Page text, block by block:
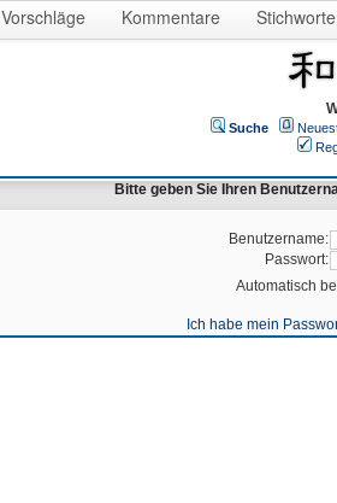
Vorschläge Kommentare Stichworte
Suche
Bitte geben Sie Ihren
Benutzername:
Passwort:
Automatisch
Ich habe mein